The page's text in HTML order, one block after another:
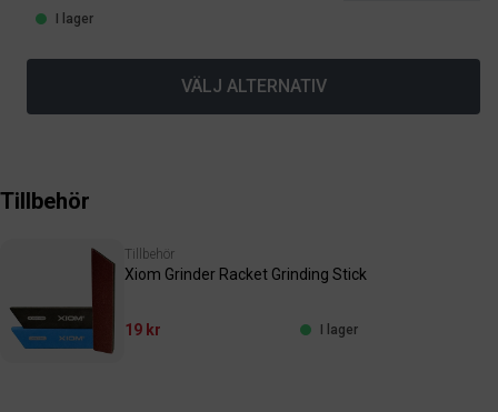
I lager
VÄLJ ALTERNATIV
Tillbehör
Tillbehör
Xiom Grinder Racket Grinding Stick
19 kr I lager